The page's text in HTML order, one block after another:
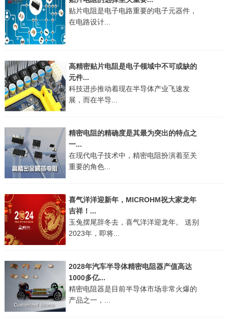
贴片电阻是电子电路重要的电子元器件，
在电路设计...
高精密贴片电阻是电子领域中不可或缺的
元件...
科技进步推动着现在半导体产业飞速发
展，而在半导...
精密电阻的精确度是其最为突出的特点之
一...
在现代电子技术中，精密电阻扮演着至关
重要的角色...
喜气洋洋迎新年，MICROHM祝大家龙年
吉祥！ ...
玉兔摆尾辞冬去，喜气洋洋迎龙年。 送别
2023年，即将...
2028年汽车半导体精密电阻器产值高达
1000多亿...
精密电阻器是目前半导体市场非常火爆的
产品之一，...